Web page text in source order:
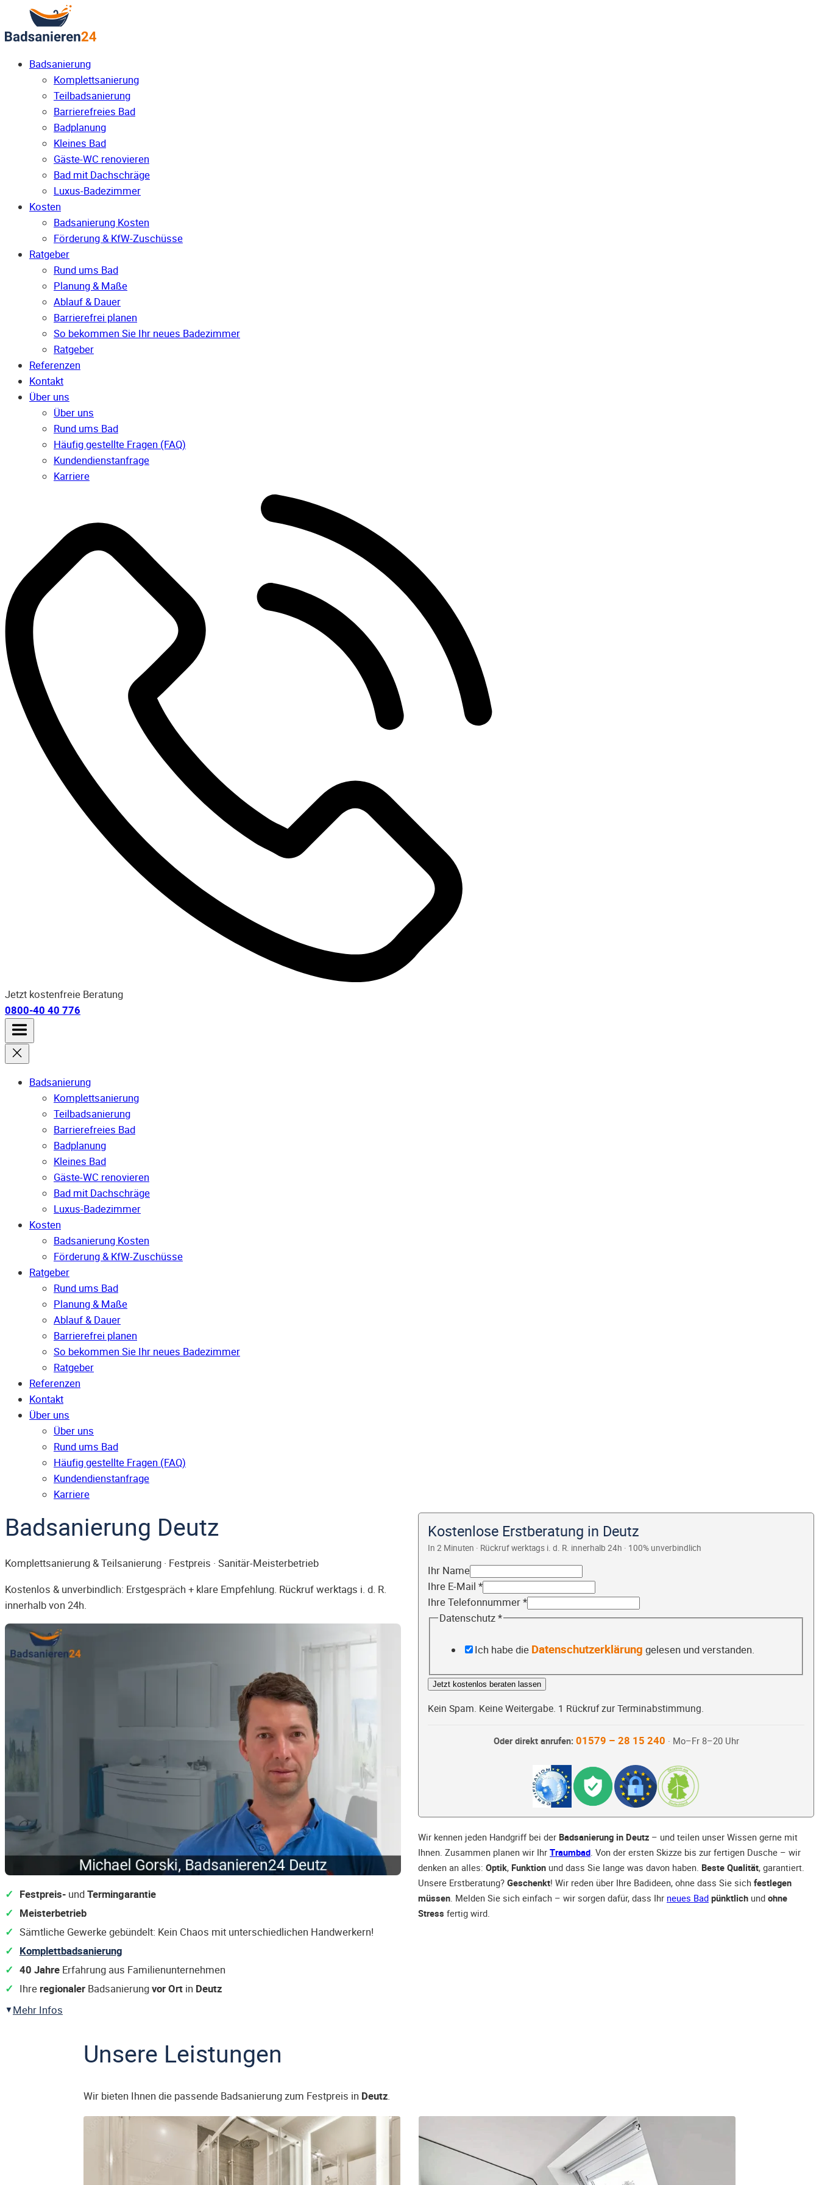
Badsanierung
Komplettsanierung
Teilbadsanierung
Barrierefreies Bad
Badplanung
Kleines Bad
Gäste-WC renovieren
Bad mit Dachschräge
Luxus-Badezimmer
Kosten
Badsanierung Kosten
Förderung & KfW-Zuschüsse
Ratgeber
Rund ums Bad
Planung & Maße
Ablauf & Dauer
Barrierefrei planen
So bekommen Sie Ihr neues Badezimmer
Ratgeber
Referenzen
Kontakt
Über uns
Über uns
Rund ums Bad
Häufig gestellte Fragen (FAQ)
Kunden­dienst­anfrage
Karriere
Jetzt kostenfreie Beratung
0800-40 40 776
Badsanierung
Komplettsanierung
Teilbadsanierung
Barrierefreies Bad
Badplanung
Kleines Bad
Gäste-WC renovieren
Bad mit Dachschräge
Luxus-Badezimmer
Kosten
Badsanierung Kosten
Förderung & KfW-Zuschüsse
Ratgeber
Rund ums Bad
Planung & Maße
Ablauf & Dauer
Barrierefrei planen
So bekommen Sie Ihr neues Badezimmer
Ratgeber
Referenzen
Kontakt
Über uns
Über uns
Rund ums Bad
Häufig gestellte Fragen (FAQ)
Kunden­dienst­anfrage
Karriere
Badsanierung Deutz
Komplettsanierung & Teilsanierung · Festpreis · Sanitär-Meisterbetrieb
Kostenlos & unverbindlich: Erstgespräch + klare Empfehlung. Rückruf werktags i. d. R.
innerhalb von 24h.
Festpreis- undTermingarantie
Meisterbetrieb
Sämtliche Gewerke gebündelt: Kein Chaos mit unterschiedlichen Handwerkern!
Komplettbadsanierung
40 Jahre Erfahrung aus Familienunternehmen
Ihre regionaler Badsanierungvor Ort in Deutz
Mehr Infos
Kostenlose Erstberatung in Deutz
In 2 Minuten · Rückruf werktags i. d. R. innerhalb 24h · 100% unverbindlich
Ihr Name
Ihre E-Mail *
Ihre Telefonnummer*
Datenschutz*
Ich habe die Datenschutzerklärung gelesen und verstanden.
Jetzt kostenlos beraten lassen
Kein Spam. Keine Weitergabe. 1 Rückruf zur Terminabstimmung.
Oder direkt anrufen: 01579 – 28 15 240 · Mo–Fr 8–20 Uhr
Wir kennen jeden Handgriff bei der Badsanierung in Deutz – und teilen unser Wissen gerne mit
Ihnen. Zusammen planen wir Ihr Traumbad. Von der ersten Skizze bis zur fertigen Dusche – wir
denken an alles: Optik, Funktion und dass Sie lange was davon haben. Beste Qualität, garantiert.
Unsere Erstberatung? Geschenkt! Wir reden über Ihre Badideen, ohne dass Sie sich festlegen
müssen. Melden Sie sich einfach – wir sorgen dafür, dass Ihr neues Bad pünktlich und ohne
Stress fertig wird.
Unsere Leistungen
Wir bieten Ihnen die passende Badsanierung zum Festpreis in Deutz.